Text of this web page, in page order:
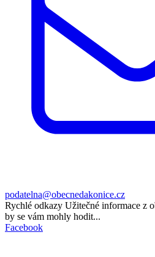
podatelna@obecnedakonice.cz
Rychlé odkazy Užitečné informace z
by se vám mohly hodit...
Facebook